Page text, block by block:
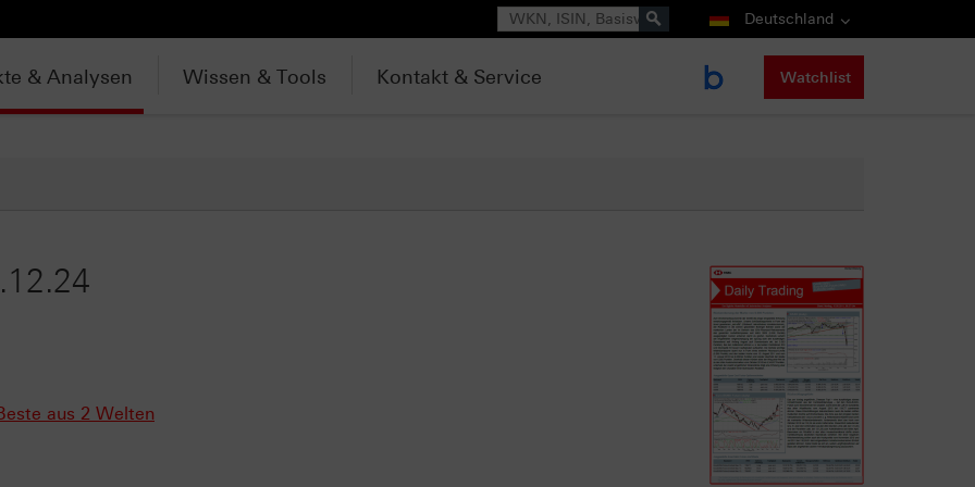
Suche Deutschland
& Analysen Wissen & Tools Kontakt & Service Watchlist
aus 2 Welten